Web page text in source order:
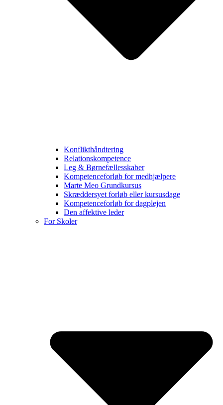
Konflikthåndtering
Relationskompetence
Leg & Børnefællesskaber
Kompetenceforløb for medhjælpere
Marte Meo Grundkursus
Skræddersyet forløb eller kursusdage
Kompetenceforløb for dagplejen
Den affektive leder
For Skoler